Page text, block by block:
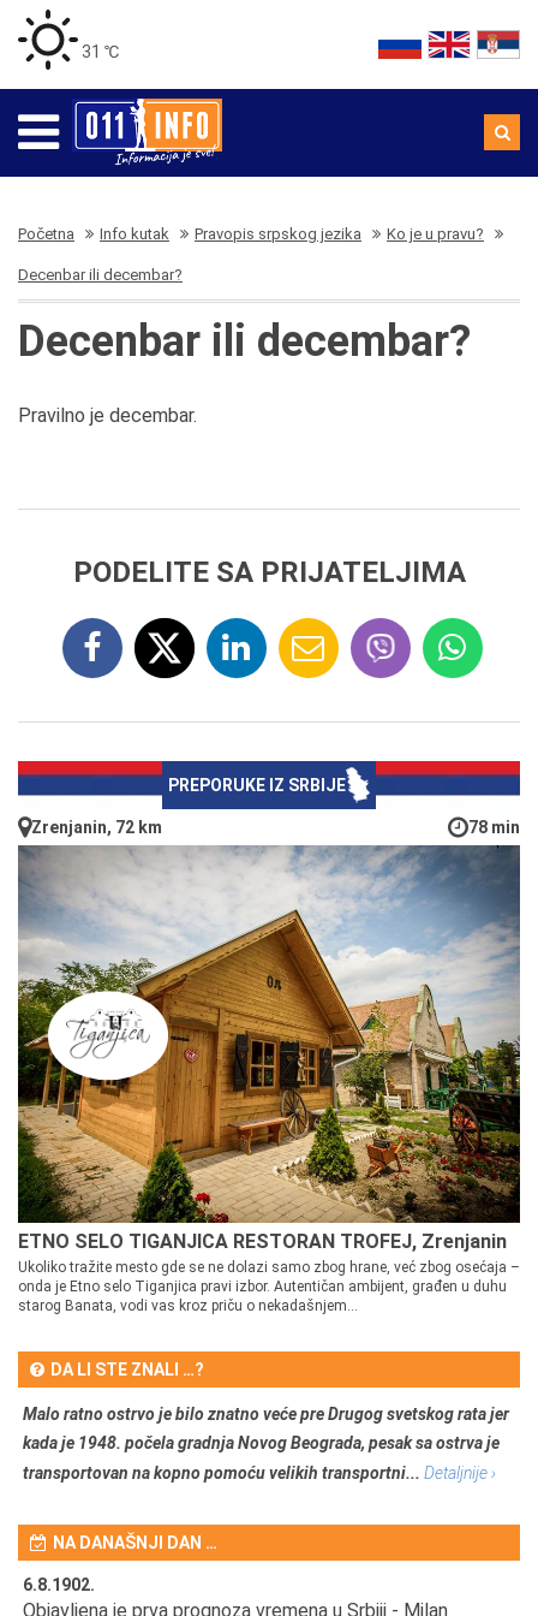
31 ℃
Početna Info kutak Pravopis srpskog jezika Ko je u pravu?
Decenbar ili decembar?
Decenbar ili decembar?
Pravilno je decembar.
PODELITE SA PRIJATELJIMA
PREPORUKE IZ SRBIJE
Zrenjanin, 72 km 78 min
ETNO SELO TIGANJICA RESTORAN TROFEJ, Zrenjanin
Ukoliko tražite mesto gde se ne dolazi samo zbog hrane, već zbog osećaja –
onda je Etno selo Tiganjica pravi izbor. Autentičan ambijent, građen u duhu
starog Banata, vodi vas kroz priču o nekadašnjem...
DA LI STE ZNALI …?
Malo ratno ostrvo je bilo znatno veće pre Drugog svetskog rata jer
kada je 1948. počela gradnja Novog Beograda, pesak sa ostrva je
transportovan na kopno pomoću velikih transportni... Detaljnije ›
NA DANAŠNJI DAN …
6.8.1902.
Objavljena je prva prognoza vremena u Srbiji - Milan